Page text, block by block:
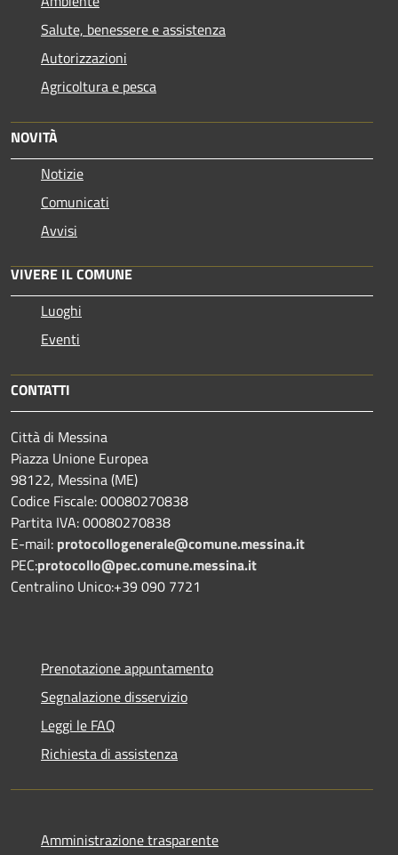
Salute, benessere e assistenza
Autorizzazioni
Agricoltura e pesca
NOVITÀ
Notizie
Comunicati
Avvisi
VIVERE IL COMUNE
Luoghi
Eventi
CONTATTI
Città di Messina
Piazza Unione Europea
98122, Messina (ME)
Codice Fiscale: 00080270838
Partita IVA: 00080270838
E-mail: protocollogenerale@comune.messina.it
PEC:protocollo@pec.comune.messina.it
Centralino Unico:+39 090 7721
Prenotazione appuntamento
Segnalazione disservizio
Leggi le FAQ
Richiesta di assistenza
Amministrazione trasparente